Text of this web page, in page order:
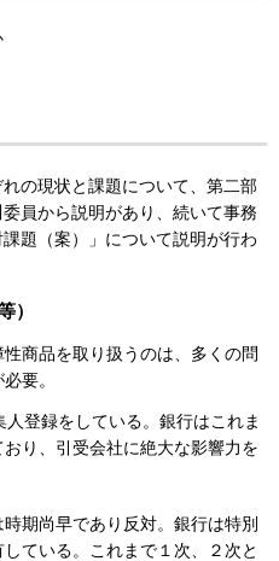
の現状と課題について、第二部
員から説明があり、続いて事務
題（案）」について説明が行わ
）
商品を取り扱うのは、多くの問
要。
登録をしている。銀行はこれま
り、引受会社に絶大な影響力を
期尚早であり反対。銀行は特別
ている。これまで１次、２次と